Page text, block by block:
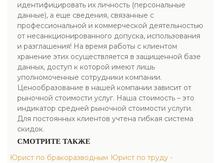
идентифицировать их личность (персональные
данные), а еще сведения, связанные с
профессиональной и коммерческой деятельностью
от несанкционированного допуска, использования
и разглашения! На время работы с клиентом
хранение этих осуществляется в защищенной базе
данных, доступ к которой имеют лишь
уполномоченные сотрудники компании.
Ценообразование в нашей компании зависит от
рыночной стоимости услуг. Наша стоимость – это
индикатор средней рыночной стоимости услуги.
Для постоянных клиентов учтена гибкая система
скидок.
СМОТРИТЕ ТАКЖЕ
Юрист по бракоразводным Юрист по труду -